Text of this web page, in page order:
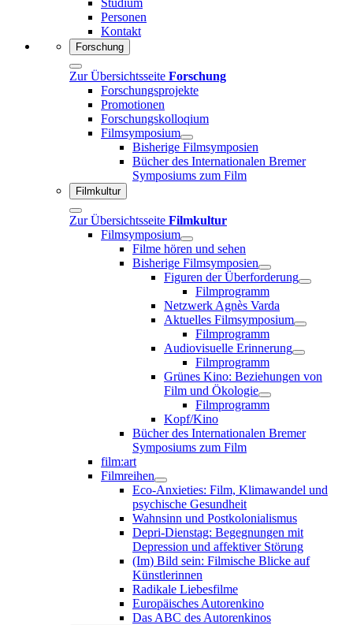
Personen
Kontakt
Forschung
Zur Übersichtsseite Forschung
Forschungsprojekte
Promotionen
Forschungskolloqium
Filmsymposium
Bisherige Filmsymposien
Bücher des Internationalen Bremer
Symposiums zum Film
Filmkultur
Zur Übersichtsseite Filmkultur
Filmsymposium
Filme hören und sehen
Bisherige Filmsymposien
Figuren der Überforderung
Filmprogramm
Netzwerk Agnès Varda
Aktuelles Filmsymposium
Filmprogramm
Audiovisuelle Erinnerung
Filmprogramm
Grünes Kino: Beziehungen von
Film und Ökologie
Filmprogramm
Kopf/Kino
Bücher des Internationalen Bremer
Symposiums zum Film
film:art
Filmreihen
Eco-Anxieties: Film, Klimawandel und
psychische Gesundheit
Wahnsinn und Postkolonialismus
Depri-Dienstag: Begegnungen mit
Depression und affektiver Störung
(Im) Bild sein: Filmische Blicke auf
Künstlerinnen
Radikale Liebesfilme
Europäisches Autorenkino
Das ABC des Autorenkinos